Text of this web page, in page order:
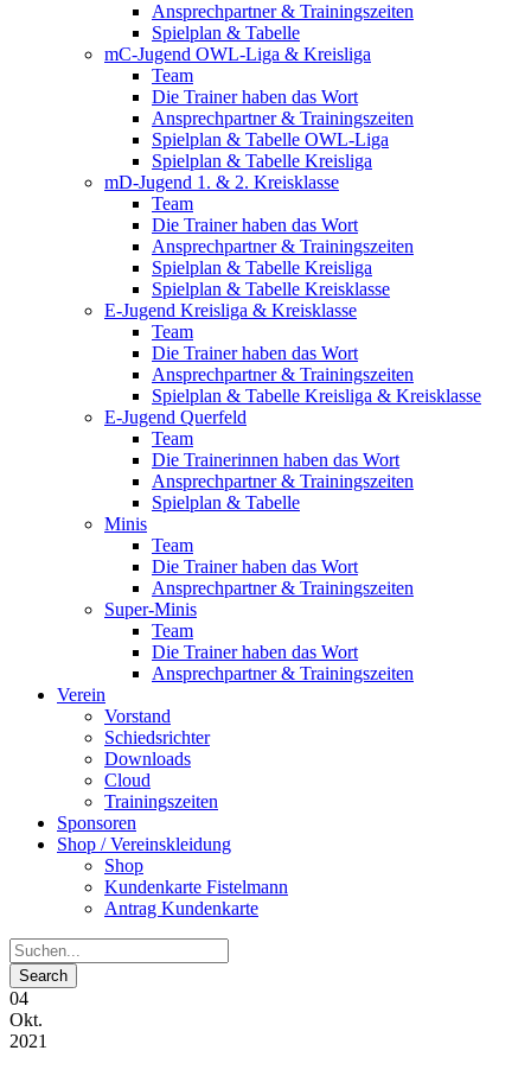
Ansprechpartner & Trainingszeiten
Spielplan & Tabelle
mC-Jugend OWL-Liga & Kreisliga
Team
Die Trainer haben das Wort
Ansprechpartner & Trainingszeiten
Spielplan & Tabelle OWL-Liga
Spielplan & Tabelle Kreisliga
mD-Jugend 1. & 2. Kreisklasse
Team
Die Trainer haben das Wort
Ansprechpartner & Trainingszeiten
Spielplan & Tabelle Kreisliga
Spielplan & Tabelle Kreisklasse
E-Jugend Kreisliga & Kreisklasse
Team
Die Trainer haben das Wort
Ansprechpartner & Trainingszeiten
Spielplan & Tabelle Kreisliga & Kreisklasse
E-Jugend Querfeld
Team
Die Trainerinnen haben das Wort
Ansprechpartner & Trainingszeiten
Spielplan & Tabelle
Minis
Team
Die Trainer haben das Wort
Ansprechpartner & Trainingszeiten
Super-Minis
Team
Die Trainer haben das Wort
Ansprechpartner & Trainingszeiten
Verein
Vorstand
Schiedsrichter
Downloads
Cloud
Trainingszeiten
Sponsoren
Shop / Vereinskleidung
Shop
Kundenkarte Fistelmann
Antrag Kundenkarte
04
Okt.
2021